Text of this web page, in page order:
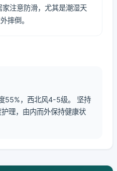
注意防滑，尤其是潮湿天
摔倒。
55%，西北风4-5级。 坚持
理，由内而外保持健康状